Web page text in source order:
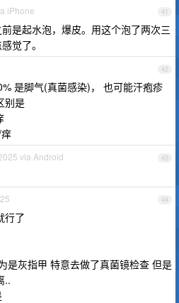
41
iPhone
是起水泡，爆皮。用这个泡了两次三
觉了。
42
是脚气(真菌感染)， 也可能汗疱疹
别是
43
via Android
44
行了
是灰指甲 特意去做了真菌镜检查 但是
..